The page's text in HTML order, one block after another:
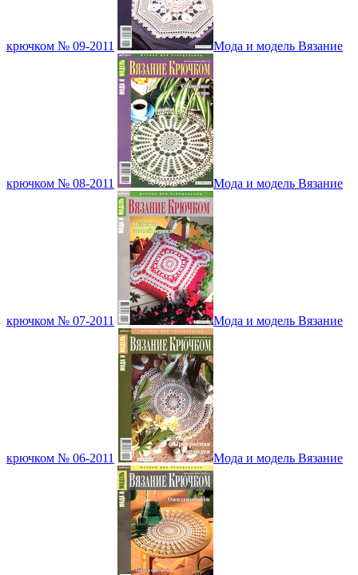
крючком № 09-2011 Мода и модель Вязание
крючком № 08-2011 Мода и модель Вязание
крючком № 07-2011 Мода и модель Вязание
крючком № 06-2011 Мода и модель Вязание